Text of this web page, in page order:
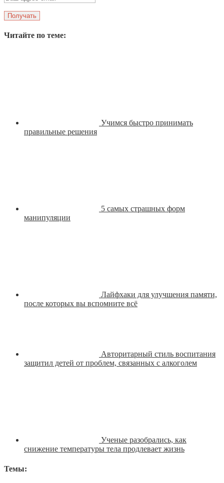
Читайте по теме:
Учимся быстро принимать
правильные решения
5 самых страшных форм
манипуляции
Лайфхаки для улучшения памяти,
после которых вы вспомните всё
Авторитарный стиль воспитания
защитил детей от проблем, связанных с алкоголем
Ученые разобрались, как
снижение температуры тела продлевает жизнь
Темы: